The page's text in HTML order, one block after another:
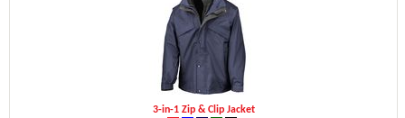
3-in-1 Zip & Clip Jacket